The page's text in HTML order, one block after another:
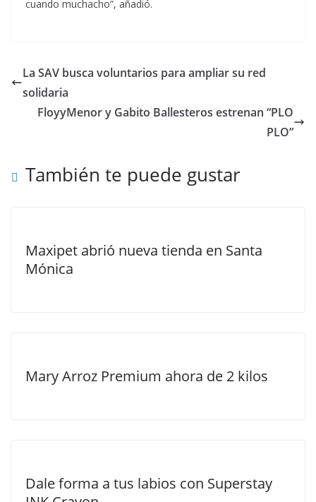
cuando muchacho”, añadió.
La SAV busca voluntarios para ampliar su red
solidaria
FloyyMenor y Gabito Ballesteros estrenan “PLO
PLO”
También te puede gustar
Maxipet abrió nueva tienda en Santa
Mónica
Mary Arroz Premium ahora de 2 kilos
Dale forma a tus labios con Superstay